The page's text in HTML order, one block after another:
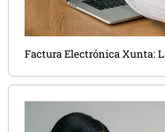
Factura Electrónica Xunta: